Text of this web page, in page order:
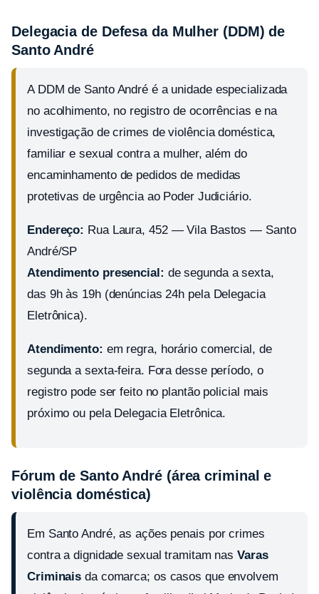
Delegacia de Defesa da Mulher (DDM) de
Santo André
A DDM de Santo André é a unidade especializada
no acolhimento, no registro de ocorrências e na
investigação de crimes de violência doméstica,
familiar e sexual contra a mulher, além do
encaminhamento de pedidos de medidas
protetivas de urgência ao Poder Judiciário.
Endereço: Rua Laura, 452 — Vila Bastos — Santo
André/SP
Atendimento presencial: de segunda a sexta,
das 9h às 19h (denúncias 24h pela Delegacia
Eletrônica).
Atendimento: em regra, horário comercial, de
segunda a sexta-feira. Fora desse período, o
registro pode ser feito no plantão policial mais
próximo ou pela Delegacia Eletrônica.
Fórum de Santo André (área criminal e
violência doméstica)
Em Santo André, as ações penais por crimes
contra a dignidade sexual tramitam nasVaras
Criminais da comarca; os casos que envolvem